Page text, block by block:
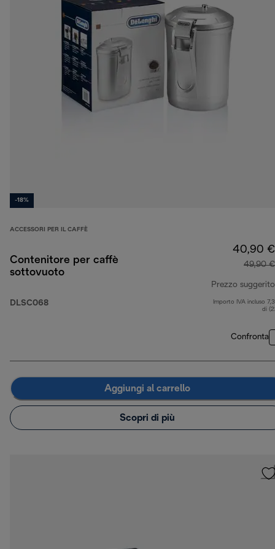
-18%
ACCESSORI PER IL CAFFÈ
Contenitore per caffè
sottovuoto
DLSC068
40,90 €
49,90 €
Prezzo suggerito
Importo IVA incluso
di
Confronta
Aggiungi al carrello
Scopri di più